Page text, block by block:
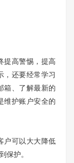
高警惕，提高
，还要经常学习
箱、了解最新的
维护账户安全的
可以大大降低
保护。